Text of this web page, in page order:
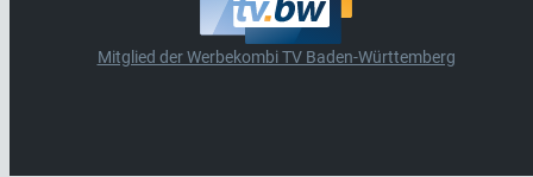
Mitglied der Werbekombi TV Baden-Württemberg